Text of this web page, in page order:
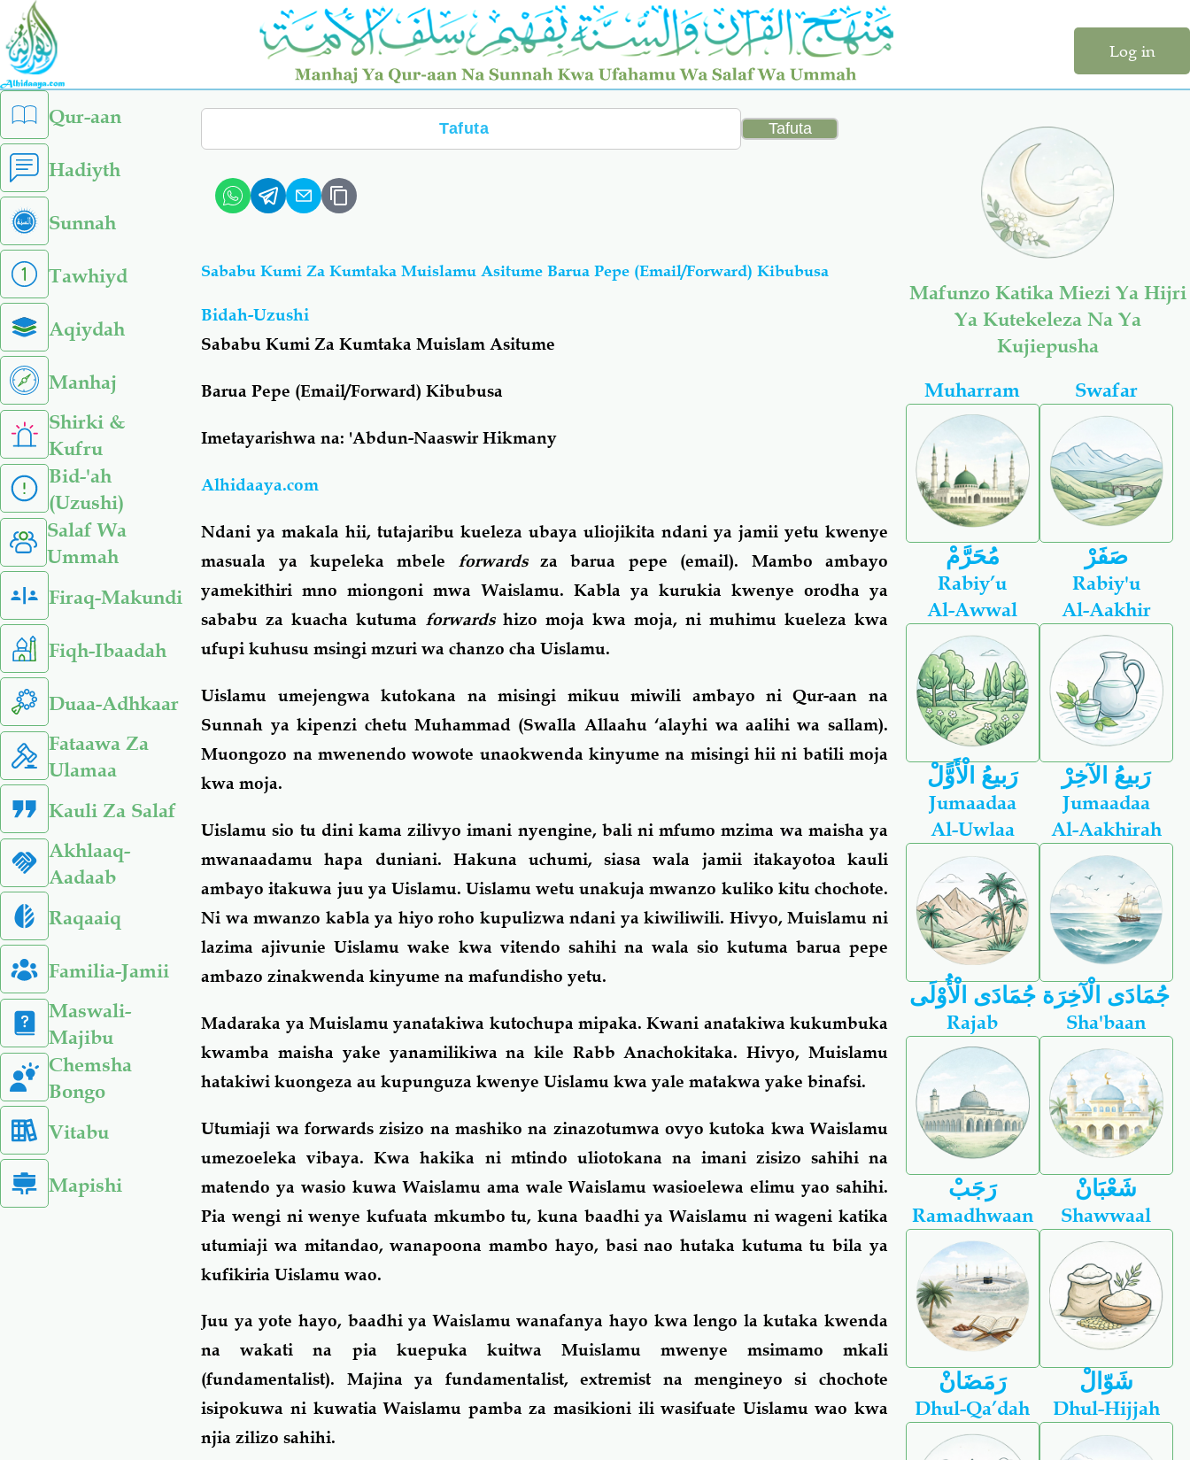
Skip
main
content
Log in
left
sidebar
menu
Qur-aan
Hadiyth
Sunnah
Tawhiyd
Aqiydah
Manhaj
Shirki &
Kufru
Bid-'ah
(Uzushi)
Salaf Wa
Ummah
Firaq-Makundi
Fiqh-Ibaadah
Duaa-Adhkaar
Fataawa Za
Ulamaa
Kauli Za Salaf
Akhlaaq-
Aadaab
Raqaaiq
Familia-Jamii
Maswali-
Majibu
Chemsha
Bongo
Vitabu
Mapishi
Search
Sababu Kumi Za Kumtaka Muislamu Asitume Barua Pepe (Email/Forward) Kibubusa
Bidah-Uzushi
Sababu Kumi Za Kumtaka Muislam Asitume
Barua Pepe (Email/Forward) Kibubusa
Imetayarishwa na: 'Abdun-Naaswir Hikmany
Alhidaaya.com
Ndani ya makala hii, tutajaribu kueleza ubaya uliojikita ndani ya jamii yetu kwenye
masuala ya kupeleka mbele forwardsza barua pepe (email). Mambo ambayo
yamekithiri mno miongoni mwa Waislamu. Kabla ya kurukia kwenye orodha ya
sababu za kuacha kutuma forwardshizo moja kwa moja, ni muhimu kueleza kwa
ufupi kuhusu msingi mzuri wa chanzo cha Uislamu.
Uislamu umejengwa kutokana na misingi mikuu miwili ambayo ni Qur-aan na
Sunnah ya kipenzi chetu Muhammad (Swalla Allaahu ‘alayhi wa aalihi wa sallam).
Muongozo na mwenendo wowote unaokwenda kinyume na misingi hii ni batili moja
kwa moja.
Uislamu sio tu dini kama zilivyo imani nyengine, bali ni mfumo mzima wa maisha ya
mwanaadamu hapa duniani. Hakuna uchumi, siasa wala jamii itakayotoa kauli
ambayo itakuwa juu ya Uislamu. Uislamu wetu unakuja mwanzo kuliko kitu chochote.
Ni wa mwanzo kabla ya hiyo roho kupulizwa ndani ya kiwiliwili. Hivyo, Muislamu ni
lazima ajivunie Uislamu wake kwa vitendo sahihi na wala sio kutuma barua pepe
ambazo zinakwenda kinyume na mafundisho yetu.
Madaraka ya Muislamu yanatakiwa kutochupa mipaka. Kwani anatakiwa kukumbuka
kwamba maisha yake yanamilikiwa na kile Rabb Anachokitaka. Hivyo, Muislamu
hatakiwi kuongeza au kupunguza kwenye Uislamu kwa yale matakwa yake binafsi.
Utumiaji wa forwardszisizo na mashiko na zinazotumwa ovyo kutoka kwa Waislamu
umezoeleka vibaya. Kwa hakika ni mtindo uliotokana na imani zisizo sahihi na
matendo ya wasio kuwa Waislamu ama wale Waislamu wasioelewa elimu yao sahihi.
Pia wengi ni wenye kufuata mkumbo tu, kuna baadhi ya Waislamu ni wageni katika
utumiaji wa mitandao, wanapoona mambo hayo, basi nao hutaka kutuma tu bila ya
kufikiria Uislamu wao.
Juu ya yote hayo, baadhi ya Waislamu wanafanya hayo kwa lengo la kutaka kwenda
na wakati na pia kuepuka kuitwa Muislamu mwenye msimamo mkali
(fundamentalist). Majina ya fundamentalist,extremistna mengineyo si chochote
isipokuwa ni kuwatia Waislamu pamba za masikioni ili wasifuate Uislamu wao kwa
njia zilizo sahihi.
Mafunzo Katika Miezi Ya Hijri
Ya Kutekeleza Na Ya
Kujiepusha
Muharram
مُحَرَّمْ
Swafar
صَفَرْ
Rabiy’u
Al-Awwal
رَبيعُ الْأَوًّلْ
Rabiy'u
Al-Aakhir
رَبيعُ الآخِرْ
Jumaadaa
Al-Uwlaa
جُمَادَى الْأُوْلَى
Jumaadaa
Al-Aakhirah
جُمَادَى الْآخِرَة
Rajab
رَجَبْ
Sha'baan
شَعْبَانْ
Ramadhwaan
رَمَضَانْ
Shawwaal
شَوّالْ
Dhul-Qa’dah Dhul-Hijjah